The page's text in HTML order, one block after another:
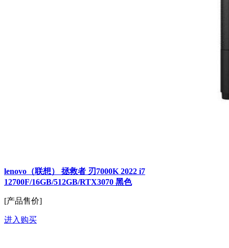
lenovo（联想） 拯救者 刃7000K 2022 i7
12700F/16GB/512GB/RTX3070 黑色
[产品售价]
进入购买